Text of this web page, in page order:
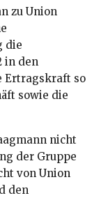
zu Union
die
in den
Ertragskraft so
sowie die
nicht
der Gruppe
von Union
den